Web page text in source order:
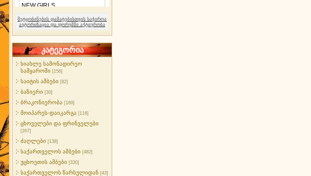
შეტყობინების დამატებისთვის საჭიროა
ავტორიზაცია და ფორუმში აქტიურობა
კატეგორია
სიახლე სამონადირეო
სამყაროში [156]
საიტის ამბები [82]
ბაზიერი [30]
ბრაკონიერობა [169]
მოიპარეს-დაიკარგა [116]
ცხოველები და ფრინველები
[267]
ძაღლები [138]
საქართველოს ამბები [482]
უცხოეთის ამბები [330]
საქართველოს წარსულიდან [43]